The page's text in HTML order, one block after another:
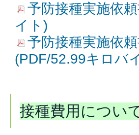
予防接種実施依
イト)
予防接種実施依
(PDF/52.99キロバ
接種費用につい